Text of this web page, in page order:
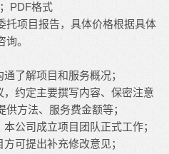
PDF格式
托项目报告，具体价格根据具体
。
了解项目和服务概况；
约定主要撰写内容、保密注意
方法、服务费金额等；
公司成立项目团队正式工作；
可提出补充修改意见；